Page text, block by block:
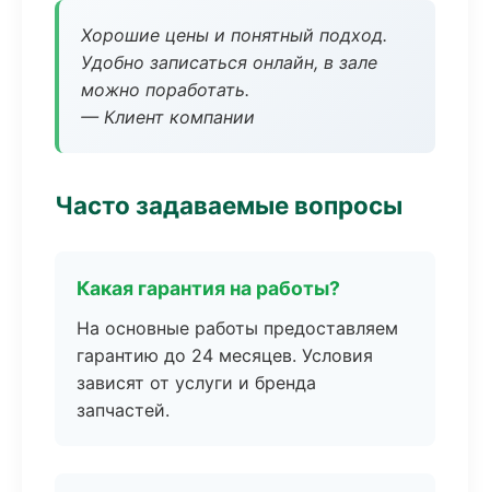
Хорошие цены и понятный подход.
Удобно записаться онлайн, в зале
можно поработать.
— Клиент компании
Часто задаваемые вопросы
Какая гарантия на работы?
На основные работы предоставляем
гарантию до 24 месяцев. Условия
зависят от услуги и бренда
запчастей.